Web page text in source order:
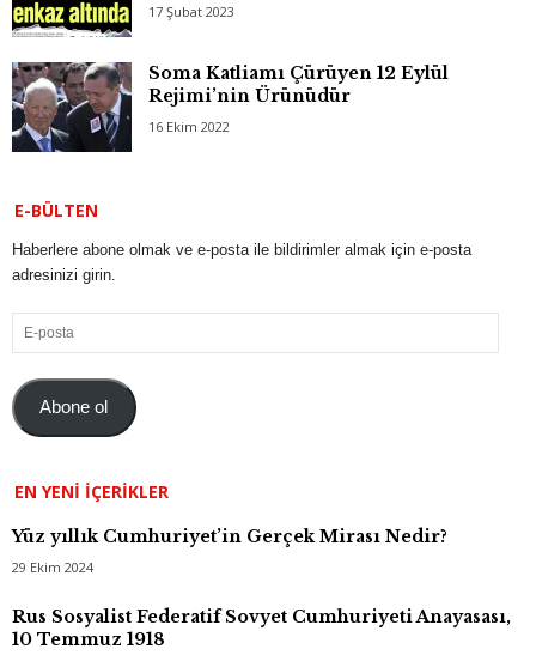
17 Şubat 2023
Soma Katliamı Çürüyen 12 Eylül
Rejimi’nin Ürünüdür
16 Ekim 2022
E-BÜLTEN
Haberlere abone olmak ve e-posta ile bildirimler almak için e-posta
adresinizi girin.
E-
posta
Abone ol
EN YENI İÇERIKLER
Yüz yıllık Cumhuriyet’in Gerçek Mirası Nedir?
29 Ekim 2024
Rus Sosyalist Federatif Sovyet Cumhuriyeti Anayasası,
10 Temmuz 1918